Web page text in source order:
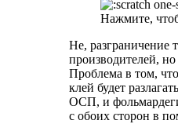
Нажмите,
Не, разграничение
производителей,
Проблема в том,
клей будет
ОСП, и
с обоих сторон в